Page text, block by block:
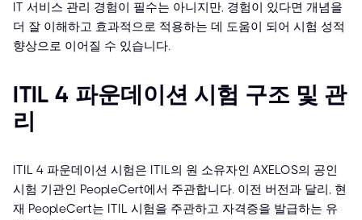
IT 서비스 관리 경험이 필수는 아니지만, 경험이 있다면 개념을
더 잘 이해하고 효과적으로 적용하는 데 도움이 되어 시험 성적
향상으로 이어질 수 있습니다.
ITIL 4 파운데이션 시험 구조 및 관
리
ITIL 4 파운데이션 시험은 ITIL의 원 소유자인 AXELOS의 공인
시험 기관인 PeopleCert에서 주관합니다. 이전 버전과 달리, 현
재 PeopleCert는 ITIL 시험을 주관하고 자격증을 발급하는 유